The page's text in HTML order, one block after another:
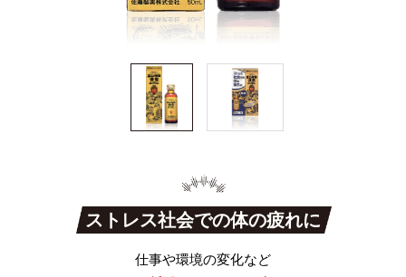
ストレス社会での体の疲れに
仕事や環境の変化など